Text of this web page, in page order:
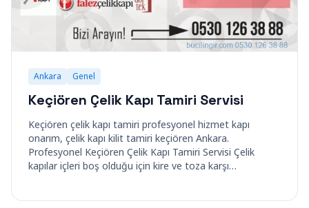
Ankara Genel
Keçiören Çelik Kapı Tamiri Servisi
Keçiören çelik kapı tamiri profesyonel hizmet kapı
onarım, çelik kapı kilit tamiri keçiören Ankara.
Profesyonel Keçiören Çelik Kapı Tamiri Servisi Çelik
kapılar içleri boş olduğu için kire ve toza karşı…